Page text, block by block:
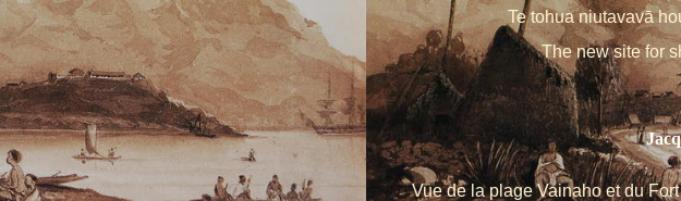
Te tohua niutavavā
The new site for
Vue de la plage Vainaho et du